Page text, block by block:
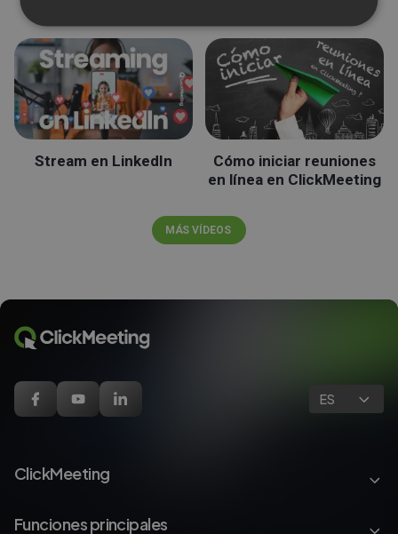
Stream en LinkedIn
Cómo iniciar reuniones
en línea en ClickMeeting
MÁS VÍDEOS
ES
ClickMeeting
Funciones principales